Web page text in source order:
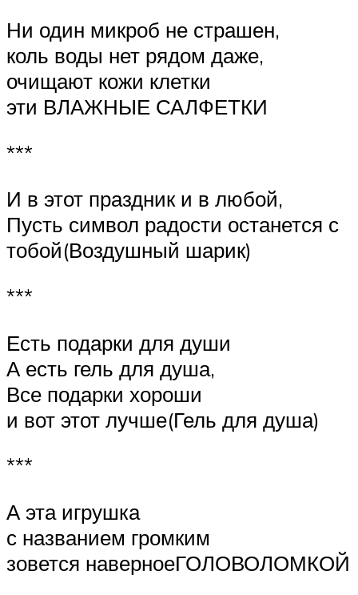
Ни один микроб не страшен,
коль воды нет рядом даже,
очищают кожи клетки
эти ВЛАЖНЫЕ САЛФЕТКИ
***
И в этот праздник и в любой,
Пусть символ радости останется с
тобой(Воздушный шарик)
***
Есть подарки для души
А есть гель для душа,
Все подарки хороши
и вот этот лучше(Гель для душа)
***
А эта игрушка
с названием громким
зовется наверноеГОЛОВОЛОМКОЙ